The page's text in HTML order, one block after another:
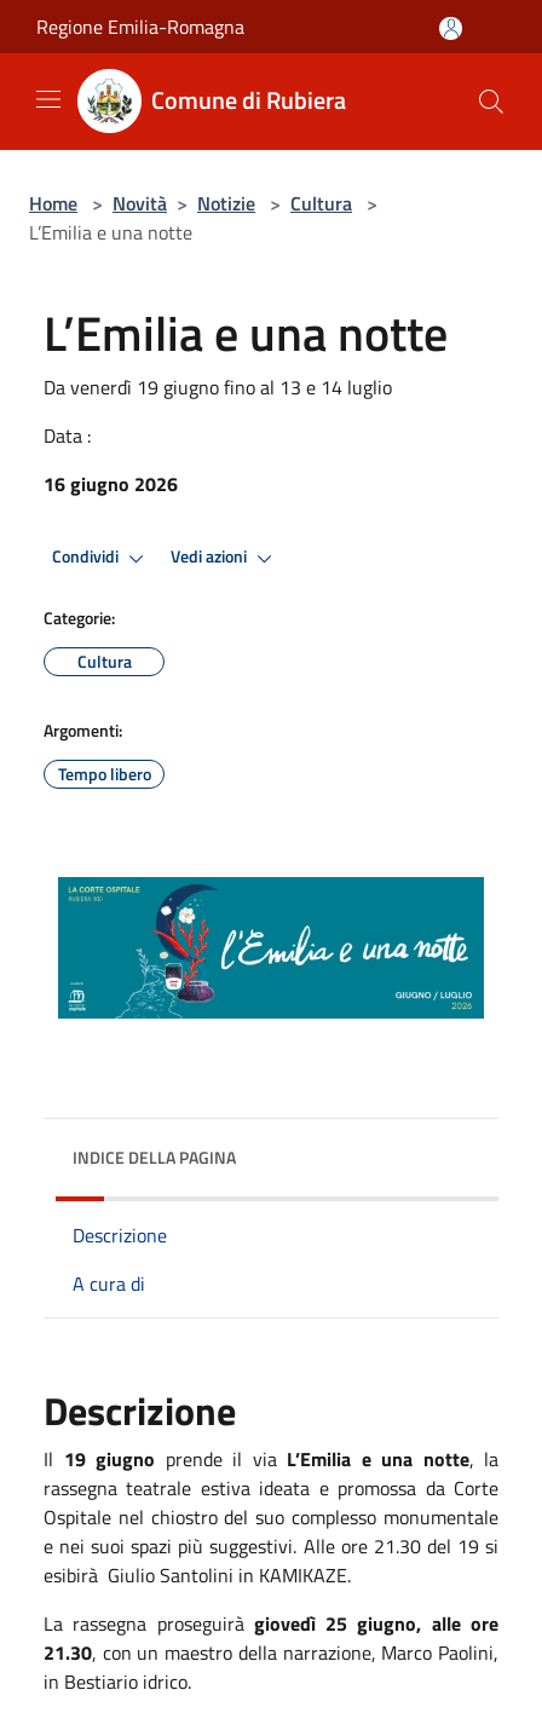
Salta al contenuto principale
Regione Emilia-Romagna
Comune di Rubiera
Home > Novità > Notizie > Cultura >
L’Emilia e una notte
L’Emilia e una notte
Da venerdì 19 giugno fino al 13 e 14 luglio
Data :
16 giugno 2026
Condividi Vedi azioni
Categorie:
Cultura
Argomenti:
Tempo libero
INDICE DELLA PAGINA
Descrizione
A cura di
Descrizione
Il 19 giugno prende il via L’Emilia e una notte, la
rassegna teatrale estiva ideata e promossa da Corte
Ospitale nel chiostro del suo complesso monumentale
e nei suoi spazi più suggestivi. Alle ore 21.30 del 19 si
esibirà Giulio Santolini in KAMIKAZE.
La rassegna proseguirà giovedì 25 giugno, alle ore
21.30, con un maestro della narrazione, Marco Paolini,
in Bestiario idrico.